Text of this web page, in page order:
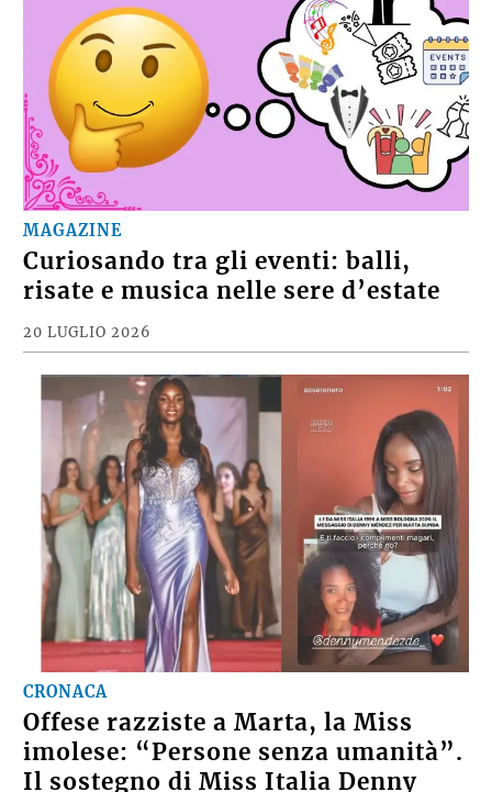
MAGAZINE
Curiosando tra gli eventi: balli,
risate e musica nelle sere d’estate
20 LUGLIO 2026
CRONACA
Offese razziste a Marta, la Miss
imolese: “Persone senza umanità”.
Il sostegno di Miss Italia Denny